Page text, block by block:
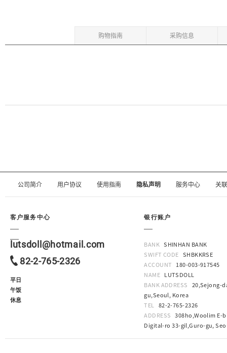
购物指南 采购信息
公司简介 用户协议 使用指南 隐私声明 服务中心 关
客户服务中心
lutsdoll@hotmail.com
82-2-765-2326
平日
午饭
休息
银行账户
BANK SHINHAN BANK
SWIFT CODE SHBKKRSE
ACCOUNT 180-003-917545
NAME LUTSDOLL
BANK ADDRESS 20,Sejong-
gu,Seoul, Korea
TEL 82-2-765-2326
ADDRESS 308ho,Woolim E-
Digital-ro 33-gil,Guro-gu,